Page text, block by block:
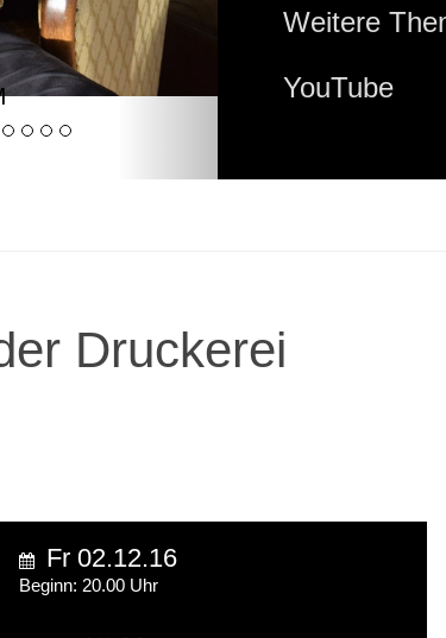
Weitere
YouTube
Druckerei
Fr 02.12.16
Beginn: 20.00 Uhr